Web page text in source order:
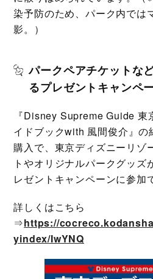
染予防のため、パーク内では
影。）
パークペアチケットな
るプレゼントキャンペ
『Disney Supreme Guide 東
イドブックwith 風間俊介』の
購入で、東京ディズニーリゾ
トやオリジナルパークグッ
レゼントキャンペーンに参加
詳しくはこちら
⇒https://
yindex/IwYNQ